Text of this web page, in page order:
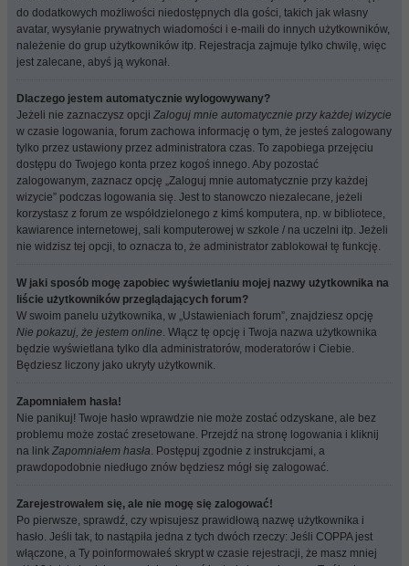
do dodatkowych możliwości niedostępnych dla gości, takich jak własny
avatar, wysyłanie prywatnych wiadomości i e-maili do innych użytkowników,
należenie do grup użytkowników itp. Rejestracja zajmuje tylko chwilę, więc
jest zalecane, abyś ją wykonał.
Dlaczego jestem automatycznie wylogowywany?
Jeżeli nie zaznaczysz opcji Zaloguj mnie automatycznie przy każdej wizycie
w czasie logowania, forum zachowa informację o tym, że jesteś zalogowany
tylko przez ustawiony przez administratora czas. To zapobiega przejęciu
dostępu do Twojego konta przez kogoś innego. Aby pozostać
zalogowanym, zaznacz opcję „Zaloguj mnie automatycznie przy każdej
wizycie” podczas logowania się. Jest to stanowczo niezalecane, jeżeli
korzystasz z forum ze współdzielonego z kimś komputera, np. w bibliotece,
kawiarence internetowej, sali komputerowej w szkole / na uczelni itp. Jeżeli
nie widzisz tej opcji, to oznacza to, że administrator zablokował tę funkcję.
W jaki sposób mogę zapobiec wyświetlaniu mojej nazwy użytkownika na
liście użytkowników przeglądających forum?
W swoim panelu użytkownika, w „Ustawieniach forum”, znajdziesz opcję
Nie pokazuj, że jestem online. Włącz tę opcję i Twoja nazwa użytkownika
będzie wyświetlana tylko dla administratorów, moderatorów i Ciebie.
Będziesz liczony jako ukryty użytkownik.
Zapomniałem hasła!
Nie panikuj! Twoje hasło wprawdzie nie może zostać odzyskane, ale bez
problemu może zostać zresetowane. Przejdź na stronę logowania i kliknij
na link Zapomniałem hasła. Postępuj zgodnie z instrukcjami, a
prawdopodobnie niedługo znów będziesz mógł się zalogować.
Zarejestrowałem się, ale nie mogę się zalogować!
Po pierwsze, sprawdź, czy wpisujesz prawidłową nazwę użytkownika i
hasło. Jeśli tak, to nastąpiła jedna z tych dwóch rzeczy: Jeśli COPPA jest
włączone, a Ty poinformowałeś skrypt w czasie rejestracji, że masz mniej